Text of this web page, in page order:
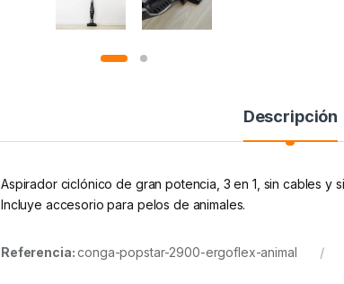
Descripción
Aspirador ciclónico de gran potencia, 3 en 1, sin cables y
Incluye accesorio para pelos de animales.
Referencia:conga-popstar-2900-ergoflex-animal